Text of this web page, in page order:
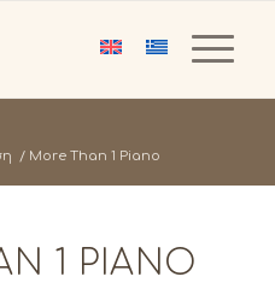
/ More Than 1 Piano
1 PIANO